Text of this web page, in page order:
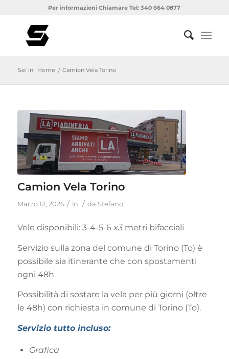
Per informazioni Chiamare Tel: 340 664 0877
Sei in: Home / Camion Vela Torino
Camion Vela Torino
Marzo 12, 2026 / in / da Stefano
Vele disponibili: 3-4-5-6x3metri bifacciali
Servizio sulla zona del comune di Torino (To) è
possibile sia itinerante che con spostamenti
ogni 48h
Possibilità di sostare la vela per più giorni (oltre
le 48h) con richiesta in comune di Torino (To).
Servizio tutto incluso:
Grafica